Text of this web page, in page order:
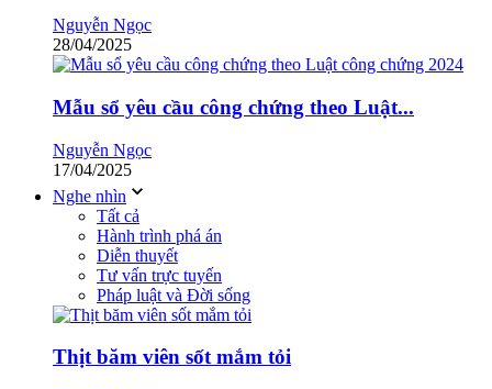
Nguyễn Ngọc
28/04/2025
Mẫu sổ yêu cầu công chứng theo Luật...
Nguyễn Ngọc
17/04/2025
Nghe nhìn
Tất cả
Hành trình phá án
Diễn thuyết
Tư vấn trực tuyến
Pháp luật và Đời sống
Thịt băm viên sốt mắm tỏi